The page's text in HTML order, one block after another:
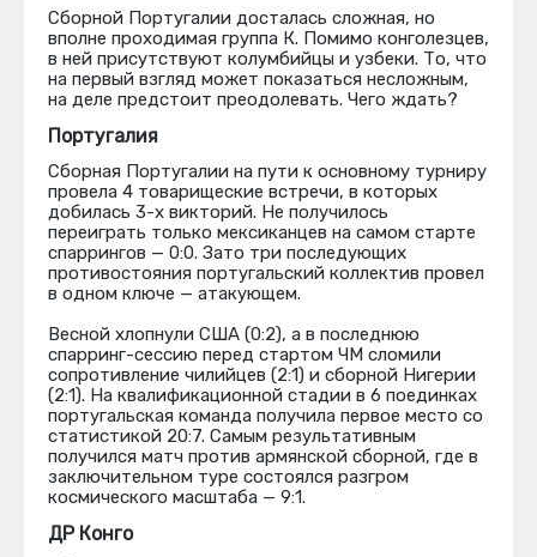
Сборной Португалии досталась сложная, но
вполне проходимая группа К. Помимо конголезцев,
в ней присутствуют колумбийцы и узбеки. То, что
на первый взгляд может показаться несложным,
на деле предстоит преодолевать. Чего ждать?
Португалия
Сборная Португалии на пути к основному турниру
провела 4 товарищеские встречи, в которых
добилась 3-х викторий. Не получилось
переиграть только мексиканцев на самом старте
спаррингов — 0:0. Зато три последующих
противостояния португальский коллектив провел
в одном ключе — атакующем.
Весной хлопнули США (0:2), а в последнюю
спарринг-сессию перед стартом ЧМ сломили
сопротивление чилийцев (2:1) и сборной Нигерии
(2:1). На квалификационной стадии в 6 поединках
португальская команда получила первое место со
статистикой 20:7. Самым результативным
получился матч против армянской сборной, где в
заключительном туре состоялся разгром
космического масштаба — 9:1.
ДР Конго